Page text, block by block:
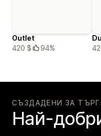
Outlet
420 $
94%
СЪЗДАДЕНИ ЗА
Най-